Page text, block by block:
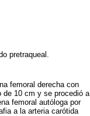
pretraqueal.
femoral derecha con
de 10 cm y se procedió a
femoral autóloga por
a la arteria carótida